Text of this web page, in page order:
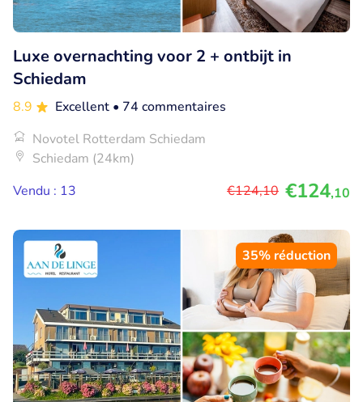
Luxe overnachting voor 2 + ontbijt in
Schiedam
8.9 Excellent • 74 commentaires
Novotel Rotterdam Schiedam
Schiedam (24km)
Vendu : 13
€124,10 €124,10
35% réduction